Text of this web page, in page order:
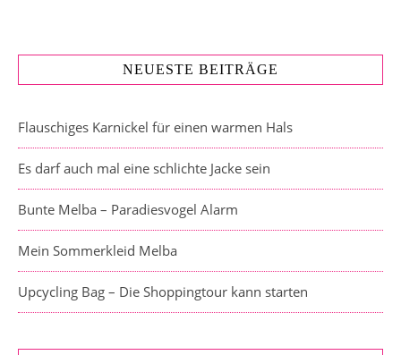
NEUESTE BEITRÄGE
Flauschiges Karnickel für einen warmen Hals
Es darf auch mal eine schlichte Jacke sein
Bunte Melba – Paradiesvogel Alarm
Mein Sommerkleid Melba
Upcycling Bag – Die Shoppingtour kann starten